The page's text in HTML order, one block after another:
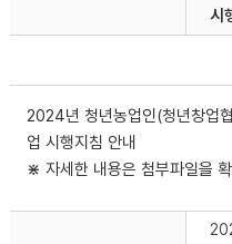
시
2024년 청년농업인(청년창업
업 시행지침 안내
⋇ 자세한 내용은 첨부파일을